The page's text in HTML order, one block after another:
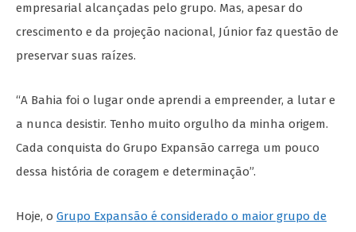
empresarial alcançadas pelo grupo. Mas, apesar do
crescimento e da projeção nacional, Júnior faz questão de
preservar suas raízes.
“A Bahia foi o lugar onde aprendi a empreender, a lutar e
a nunca desistir. Tenho muito orgulho da minha origem.
Cada conquista do Grupo Expansão carrega um pouco
dessa história de coragem e determinação”.
Hoje, o Grupo Expansão é considerado o maior grupo de